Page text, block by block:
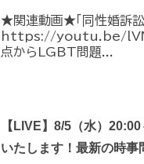
★関連動画★「同性婚訴
https://youtu.be/
点からLGBT問題...
【LIVE】8/5（水）
いたします！最新の時事